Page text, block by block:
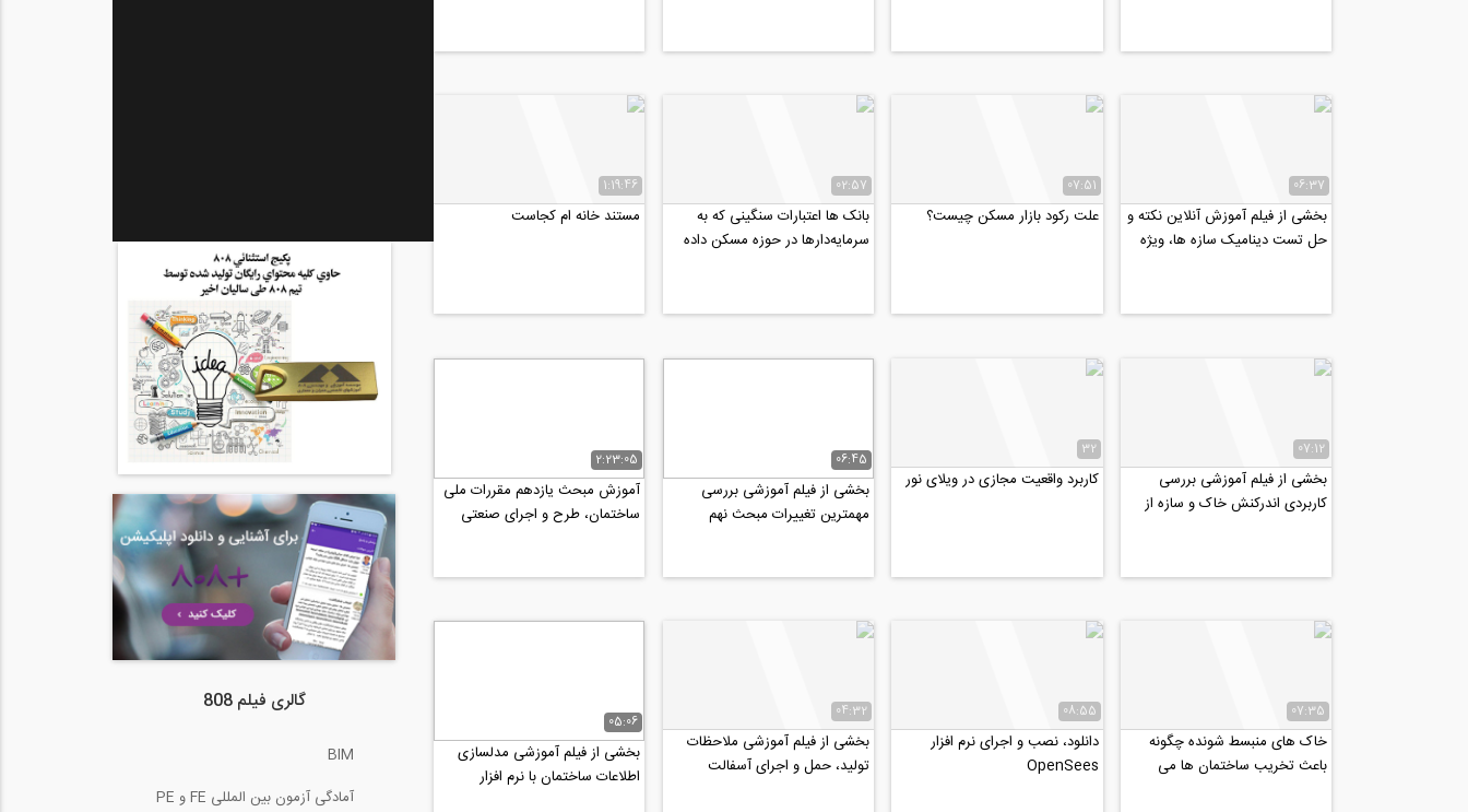
06:37
بخشی از فیلم آموزش آنلاین نکته و
حل تست دینامیک سازه ها، ویژه
07:51
علت رکود بازار مسکن چیست؟
02:57
بانک ها اعتبارات سنگینی که به
سرمایه‌دارها در حوزه مسکن داده
1:19:46
مستند خانه ام کجاست
07:12
بخشی از فیلم آموزشی بررسی
کاربردی اندرکنش خاک و سازه از
32
کاربرد واقعیت مجازی در ویلای نور
06:45
بخشی از فیلم آموزشی بررسی
مهمترین تغییرات مبحث نهم
2:23:05
آموزش مبحث یازدهم مقررات ملی
ساختمان، طرح و اجرای صنعتی
07:35
خاک های منبسط شونده چگونه
باعث تخریب ساختمان ها می
08:55
دانلود، ‌نصب و اجرای نرم افزار
OpenSees
04:32
بخشی از فیلم آموزشی ملاحظات
تولید، حمل و اجرای آسفالت
05:06
بخشی از فیلم آموزشی مدلسازی
اطلاعات ساختمان با نرم افزار
گالری فیلم 808
BIM
آمادگی آزمون بین المللی FE و PE